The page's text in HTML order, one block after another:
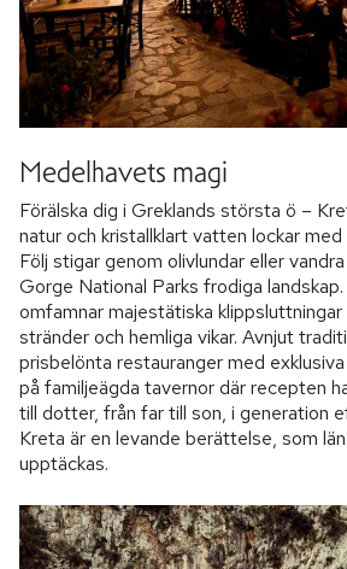
Medelhavets magi
Förälska dig i Greklands största ö –
natur och kristallklart vatten lockar
Följ stigar genom olivlundar eller
Gorge National Parks frodiga
omfamnar majestätiska
stränder och hemliga vikar. Avnjut
prisbelönta restauranger med
på familjeägda tavernor där recepten
till dotter, från far till son, i generation
Kreta är en levande berättelse, som
upptäckas.